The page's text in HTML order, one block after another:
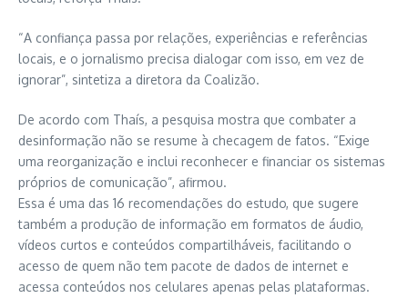
“A confiança passa por relações, experiências e referências
locais, e o jornalismo precisa dialogar com isso, em vez de
ignorar”, sintetiza a diretora da Coalizão.
De acordo com Thaís, a pesquisa mostra que combater a
desinformação não se resume à checagem de fatos. “Exige
uma reorganização e inclui reconhecer e financiar os sistemas
próprios de comunicação”, afirmou.
Essa é uma das 16 recomendações do estudo, que sugere
também a produção de informação em formatos de áudio,
vídeos curtos e conteúdos compartilháveis, facilitando o
acesso de quem não tem pacote de dados de internet e
acessa conteúdos nos celulares apenas pelas plataformas.